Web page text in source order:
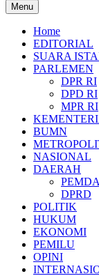
Menu
Home
EDITORIAL
SUARA
PARLEMEN
DPR RI
DPD RI
MPR RI
BUMN
NASIONAL
DAERAH
PEMDA
DPRD
POLITIK
HUKUM
EKONOMI
PEMILU
OPINI